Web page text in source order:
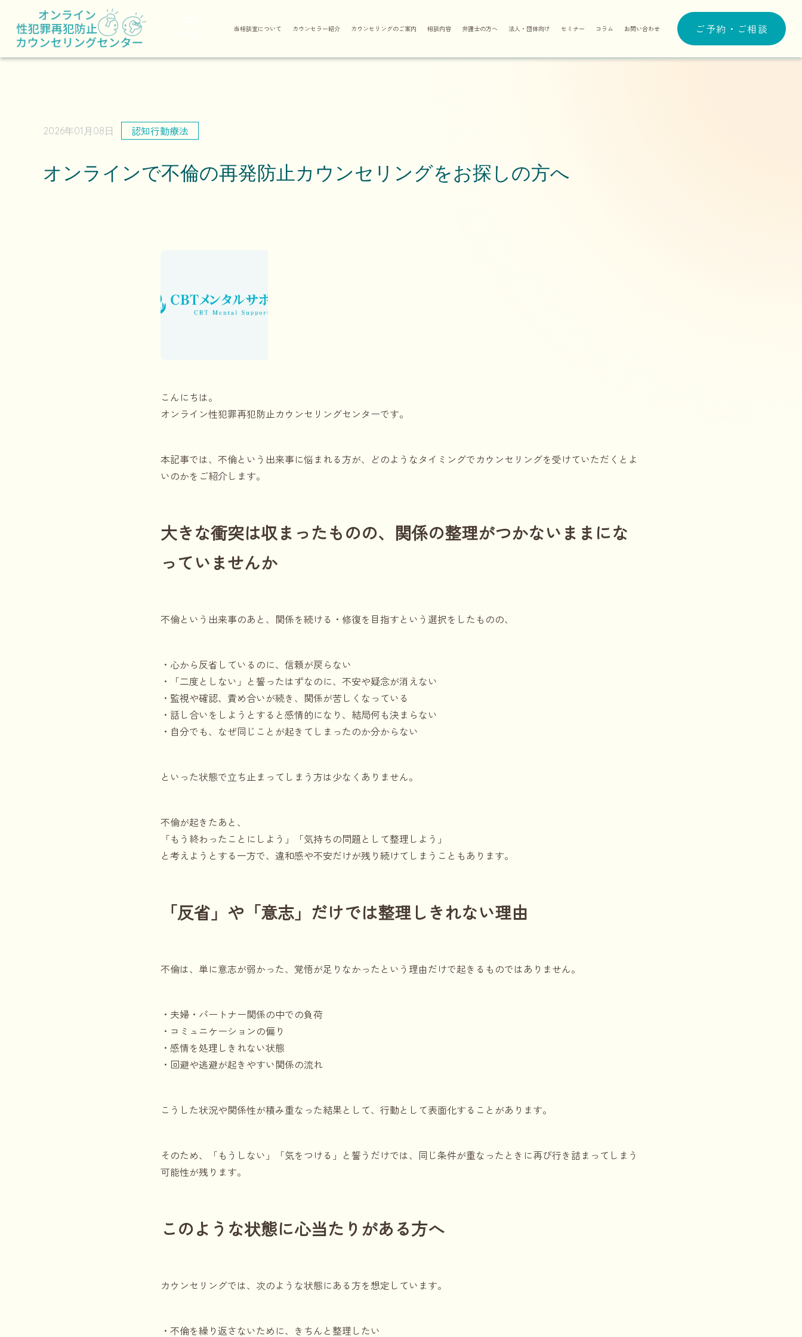
当相談室について カウンセラー紹介 カウンセリングのご案内 相談内容 弁護士の方へ 法人・団体向け セミナー コラム お問い合わせ ご予約・ご相談
2026年01月08日 認知行動療法
オンラインで不倫の再発防止カウンセリングをお探しの方へ
こんにちは。
オンライン性犯罪再犯防止カウンセリングセンターです。
本記事では、不倫という出来事に悩まれる方が、どのようなタイミングでカウンセリングを受けていただくとよ
いのかをご紹介します。
大きな衝突は収まったものの、関係の整理がつかないままにな
っていませんか
不倫という出来事のあと、関係を続ける・修復を目指すという選択をしたものの、
・心から反省しているのに、信頼が戻らない
・「二度としない」と誓ったはずなのに、不安や疑念が消えない
・監視や確認、責め合いが続き、関係が苦しくなっている
・話し合いをしようとすると感情的になり、結局何も決まらない
・自分でも、なぜ同じことが起きてしまったのか分からない
といった状態で立ち止まってしまう方は少なくありません。
不倫が起きたあと、
「もう終わったことにしよう」「気持ちの問題として整理しよう」
と考えようとする一方で、違和感や不安だけが残り続けてしまうこともあります。
「反省」や「意志」だけでは整理しきれない理由
不倫は、単に意志が弱かった、覚悟が足りなかったという理由だけで起きるものではありません。
・夫婦・パートナー関係の中での負荷
・コミュニケーションの偏り
・感情を処理しきれない状態
・回避や逃避が起きやすい関係の流れ
こうした状況や関係性が積み重なった結果として、行動として表面化することがあります。
そのため、「もうしない」「気をつける」と誓うだけでは、同じ条件が重なったときに再び行き詰まってしまう
可能性が残ります。
このような状態に心当たりがある方へ
カウンセリングでは、次のような状態にある方を想定しています。
・不倫を繰り返さないために、きちんと整理したい